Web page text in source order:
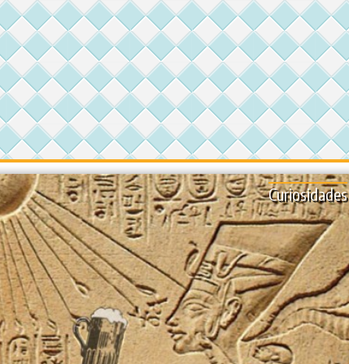
Curiosidades